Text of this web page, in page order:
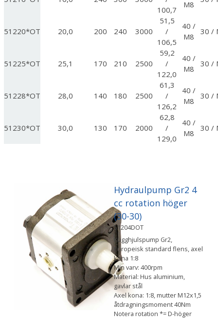
100,7
M8
51220*OT 20,0 200 240 3000
51,5
/
106,5
40 /
M8
30 /
51225*OT 25,1 170 210 2500
59,2
/
122,0
40 /
M8
30 /
51228*OT 28,0 140 180 2500
61,3
/
126,2
40 /
M8
30 /
51230*OT 30,0 130 170 2000
62,8
/
129,0
40 /
M8
30 /
Hydraulpump Gr2 4
cc rotation höger
(30-30)
51204DOT
Kugghjulspump Gr2,
Europeisk standard flens, axel
kona 1:8
Min varv: 400rpm
Material: Hus aluminium,
gavlar stål
Axel kona: 1:8, mutter M12x1,5
åtdragningsmoment 40Nm
Notera rotation *= D-höger